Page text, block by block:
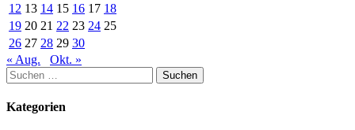
12 13 14 15 16 17 18
19 20 21 22 23 24 25
26 27 28 29 30
« Aug.
Okt. »
Suchen
nach:
Kategorien